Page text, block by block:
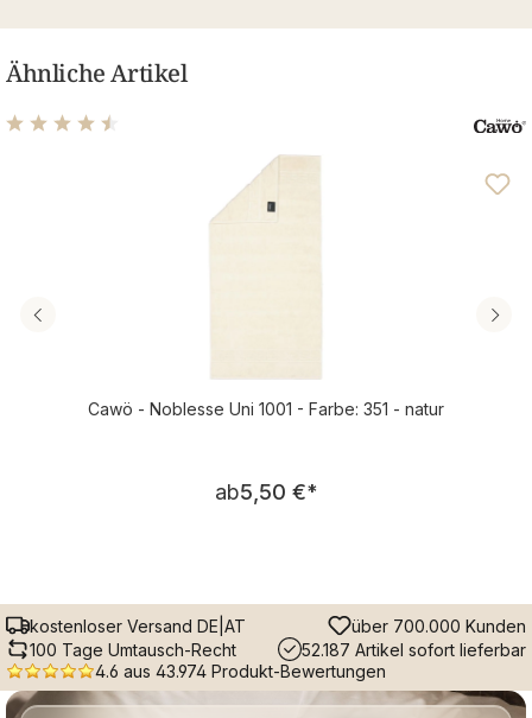
Ähnliche Artikel
Durchschnittliche Bewertung von 4.61 von 5 Sternen
Cawö - Noblesse Uni 1001 - Farbe: 351 - natur
Regulärer Preis:
ab5,50 €*
kostenloser Versand DE|AT
über 700.000 Kunden
100 Tage Umtausch-Recht
52.187 Artikel sofort lieferbar
4.6 aus 43.974 Produkt-Bewertungen